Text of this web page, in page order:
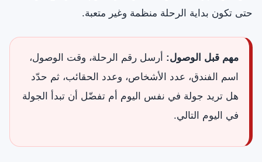
حتى تكون بداية الرحلة منظمة وغير متعبة.
مهم قبل الوصول: أرسل رقم الرحلة، وقت الوصول،
اسم الفندق، عدد الأشخاص، وعدد الحقائب، ثم حدّد
هل تريد جولة في نفس اليوم أم تفضّل أن تبدأ الجولة
في اليوم التالي.